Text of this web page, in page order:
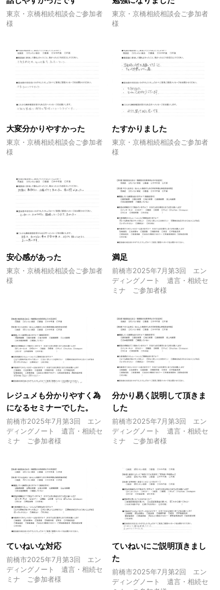
東京・京橋相続相談会ご参加者
様
東京・京橋相続相談会ご参加者
様
大変分かりやすかった
東京・京橋相続相談会ご参加者
様
たすかりました
東京・京橋相続相談会ご参加者
様
安心感があった
東京・京橋相続相談会ご参加者
様
満足
前橋市2025年7月第3回 エン
ディングノート 遺言・相続セ
ミナ ご参加者様
レジュメも分かりやすく為
になるセミナーでした。
前橋市2025年7月第3回 エン
ディングノート 遺言・相続セ
ミナ ご参加者様
分かり易く説明して頂きま
した
前橋市2025年7月第3回 エン
ディングノート 遺言・相続セ
ミナ ご参加者様
ていねいな対応
前橋市2025年7月第3回 エン
ディングノート 遺言・相続セ
ミナ ご参加者様
ていねいにご説明頂きまし
た
前橋市2025年7月第2回 エン
ディングノート 遺言・相続セ